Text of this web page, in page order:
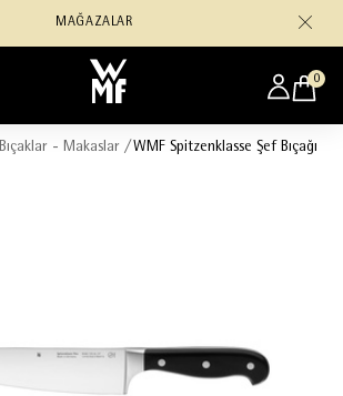
MAĞAZALAR
0
Bıçaklar - Makaslar / WMF Spitzenklasse Şef Bıçağı